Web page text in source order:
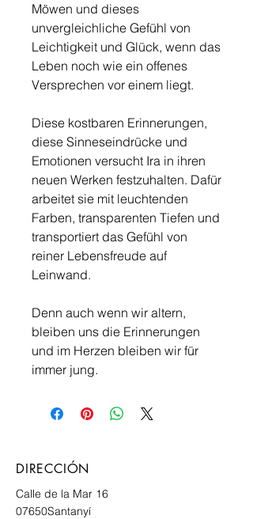
Möwen und dieses
unvergleichliche Gefühl von
Leichtigkeit und Glück, wenn das
Leben noch wie ein offenes
Versprechen vor einem liegt.
Diese kostbaren Erinnerungen,
diese Sinneseindrücke und
Emotionen versucht Ira in ihren
neuen Werken festzuhalten. Dafür
arbeitet sie mit leuchtenden
Farben, transparenten Tiefen und
transportiert das Gefühl von
reiner Lebensfreude auf
Leinwand.
Denn auch wenn wir altern,
bleiben uns die Erinnerungen
und im Herzen bleiben wir für
immer jung.
DIRECCIÓN
Calle de la Mar 16
07650Santanyí